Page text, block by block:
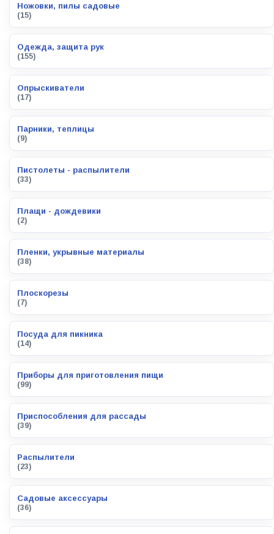
Ножовки, пилы садовые
(15)
Одежда, защита рук
(155)
Опрыскиватели
(17)
Парники, теплицы
(9)
Пистолеты - распылители
(33)
Плащи - дождевики
(2)
Пленки, укрывные материалы
(38)
Плоскорезы
(7)
Посуда для пикника
(14)
Приборы для приготовления пищи
(99)
Приспособления для рассады
(39)
Распылители
(23)
Садовые аксессуары
(36)